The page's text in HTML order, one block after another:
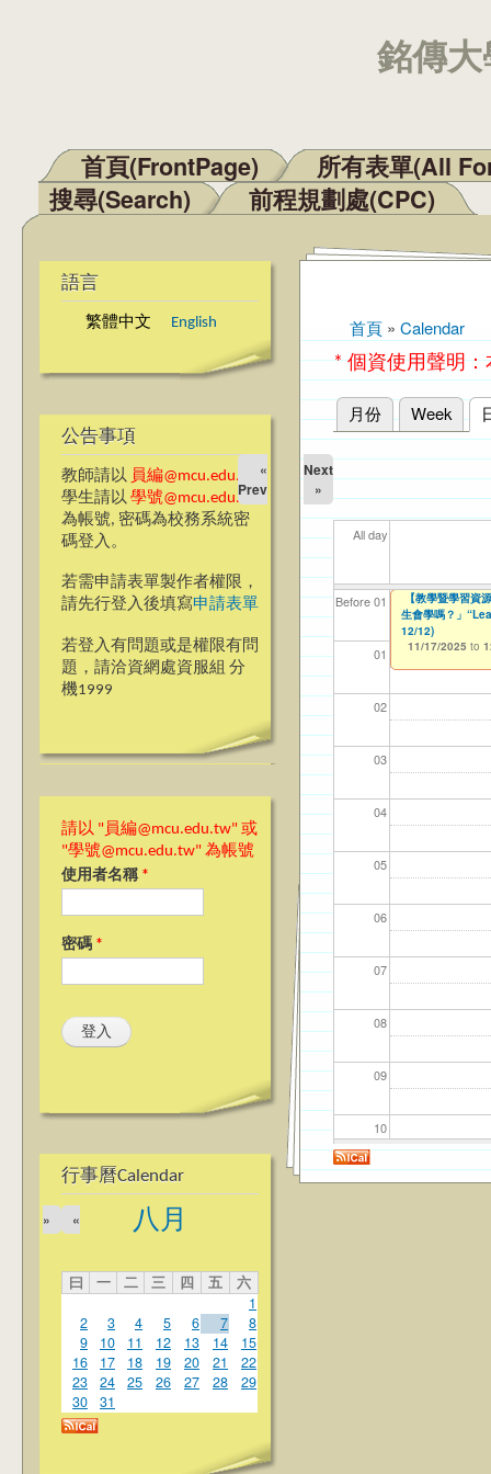
銘傳
主選單
首頁(FrontPage)
所有表單(All
搜尋(Search)
前程規劃處(CPC)
語言
繁體中文 English
公告事項
教師請以 員編@mcu.edu.tw
學生請以 學號@mcu.edu.tw
為帳號, 密碼為校務系統密
碼登入。
若需申請表單製作者權限，
請先行登入後填寫申請表單
若登入有問題或是權限有問
題，請洽資網處資服組 分
機1999
請以 "員編@mcu.edu.tw" 或
"學號@mcu.edu.tw" 為帳號
使用者名稱 *
密碼 *
行事曆Calendar
八月
«
»
曰 一 二 三 四 五
六
1
2
3 4 5 6 7
8
9
10 11 12 13 14
15
16
17 18 19 20 21
22
23
24 25 26 27 28
29
30
31
您在這裡
首頁 » Calendar
* 個資使用聲明
主要索引標籤
月份 Week
«
Prev
Next
»
All day
Before 01
01
02
03
04
05
06
07
08
09
10
11
【資網處】
整合系統～表單
03/27/2013
12/31/2027
【財務處】工讀
11/12/2021to
07/31/2027
【財務處】漏打
錄
11/15/2021
07/31/2027
114
04/
114
02/
114
03/
【學
07/
114
09/
【教學暨學習
會學嗎？」
11/17/2025
【教學暨學習
生會學嗎？」
12/12)
11/17/2025 to